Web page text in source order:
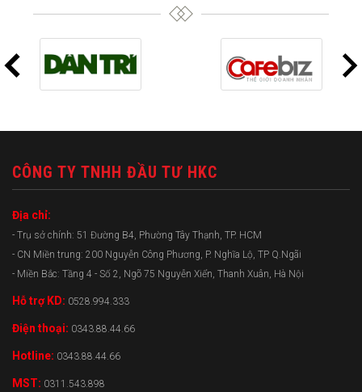
CÔNG TY TNHH ĐẦU TƯ HKC
Địa chỉ:
- Trụ sở chính: 51 Đường B4, Phường Tây Thạnh, TP. HCM
- CN Miền trung: 200 Nguyễn Công Phương, P. Nghĩa Lộ, TP Q.Ngãi
- Miền Bắc: Tầng 4 - Số 2, Ngõ 75 Nguyễn Xiển, Thanh Xuân, Hà Nội
Hỗ trợ KD: 0528.994.333
Điện thoại: 0343.88.44.66
Hotline: 0343.88.44.66
MST: 0311.543.898